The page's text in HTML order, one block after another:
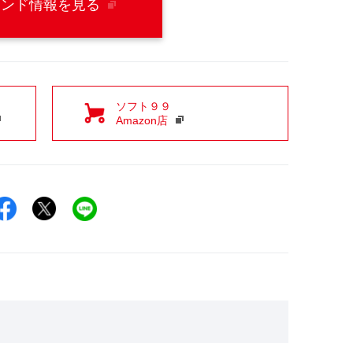
ド情報を見る
ソフト９９
Amazon店
Facebookでシェア
XでシェアLINEでシェア